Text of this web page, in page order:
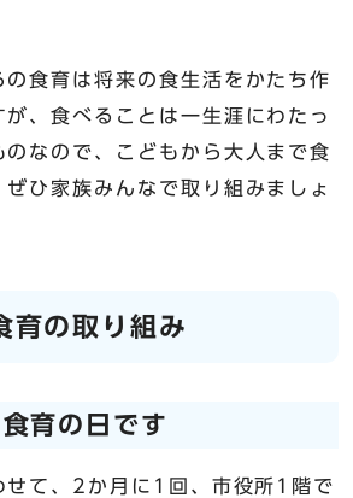
の食育は将来の食生活をかたち作
が、食べることは一生涯にわたっ
のなので、こどもから大人まで食
ひ家族みんなで取り組みましょ
育の取り組み
育の日です
せて、2か月に1回、市役所1階で